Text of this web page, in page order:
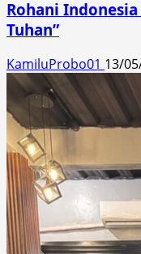
Rohani
Tuhan”
KamiluProbo01 13/